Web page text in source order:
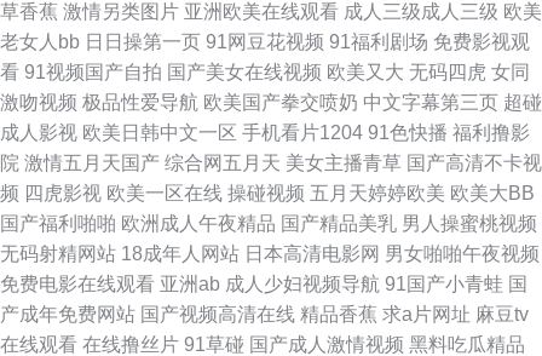
午夜撸在线 黄色仓库看片 蜜桃91视频免费 日本道东京热 午夜久干视频完整
91大神文轩 99在线欧美视频 国产97资源 久久福利资源站 欧洲色二 丝袜足
交国产 伊人AⅤ大香蕉 91主播色 成人黄色三级 海角社区porn 老司机七区八
区 日韩欧美亚洲 伊人91福利 97人妻人人干 成人午夜性爱 韩国三级黄色片
麻豆乱人伦 日本AV中文字幕 无码欧美另类 91白丝综合网 操逼导航 含羞草
影音 欧美成国产 婷婷五月花激情 18欧美午夜网站 99艹91 东京热蜜桃麻豆
草香蕉 激情另类图片 亚洲欧美在线观看 成人三级成人三级 欧美
老女人bb 日日操第一页 91网豆花视频 91福利剧场 免费影视观
看 91视频国产自拍 国产美女在线视频 欧美又大 无码四虎 女同
激吻视频 极品性爱导航 欧美国产拳交喷奶 中文字幕第三页 超碰
成人影视 欧美日韩中文一区 手机看片1204 91色快播 福利撸影
院 激情五月天国产 综合网五月天 美女主播青草 国产高清不卡视
频 四虎影视 欧美一区在线 操碰视频 五月天婷婷欧美 欧美大BB
国产福利啪啪 欧洲成人午夜精品 国产精品美乳 男人操蜜桃视频
无码射精网站 18成年人网站 日本高清电影网 男女啪啪午夜视频
免费电影在线观看 亚洲ab 成人少妇视频导航 91国产小青蛙 国
产成年免费网站 国产视频高清在线 精品香蕉 求a片网址 麻豆tv
在线观看 在线撸丝片 91草碰 国产成人激情视频 黑料吃瓜精品